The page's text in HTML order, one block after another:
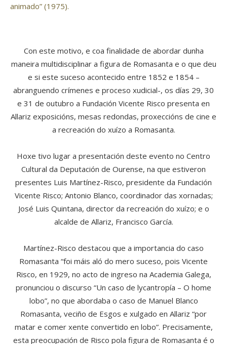
animado” (1975).
Con este motivo, e coa finalidade de abordar dunha
maneira multidisciplinar a figura de Romasanta e o que deu
e si este suceso acontecido entre 1852 e 1854 –
abranguendo crímenes e proceso xudicial-, os días 29, 30
e 31 de outubro a Fundación Vicente Risco presenta en
Allariz exposicións, mesas redondas, proxeccións de cine e
a recreación do xuízo a Romasanta.
Hoxe tivo lugar a presentación deste evento no Centro
Cultural da Deputación de Ourense, na que estiveron
presentes Luis Martínez-Risco, presidente da Fundación
Vicente Risco; Antonio Blanco, coordinador das xornadas;
José Luis Quintana, director da recreación do xuízo; e o
alcalde de Allariz, Francisco García.
Martínez-Risco destacou que a importancia do caso
Romasanta “foi máis aló do mero suceso, pois Vicente
Risco, en 1929, no acto de ingreso na Academia Galega,
pronunciou o discurso “Un caso de lycantropía – O home
lobo”, no que abordaba o caso de Manuel Blanco
Romasanta, veciño de Esgos e xulgado en Allariz “por
matar e comer xente convertido en lobo”. Precisamente,
esta preocupación de Risco pola figura de Romasanta é o